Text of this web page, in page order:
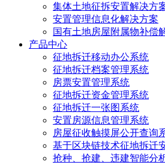
集体土地征拆安置解决方
安置管理信息化解决方案
国有土地房屋附属物补偿
产品中心
征地拆迁移动办公系统
征地拆迁档案管理系统
房票安置管理系统
征地拆迁资金管理系统
征地拆迁一张图系统
安置房源信息管理系统
房屋征收触摸屏公开查询
基于区块链技术征地拆迁
抢种、抢建、违建智能分